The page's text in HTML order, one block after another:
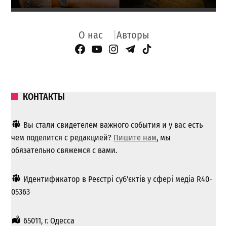
О нас Авторы
Facebook Page
YouTube
Instagram
Telegram
TikTok
КОНТАКТЫ
Вы стали свидетелем важного события и у вас есть
чем поделится с редакцией? Пишите нам, мы
обязательно свяжемся с вами.
Идентификатор в Реєстрі суб'єктів у сфері медіа R40-
05363
65011, г. Одесса